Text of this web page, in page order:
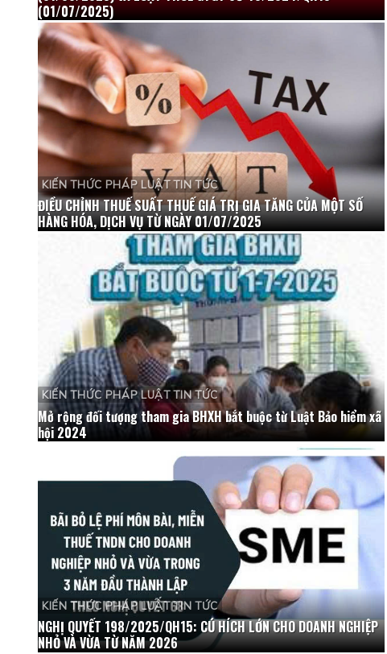
(01/07/2025)
KIẾN THỨC PHÁP LUẬT TIN TỨC
ĐIỀU CHỈNH THUẾ SUẤT THUẾ GIÁ TRỊ GIA TĂNG CỦA MỘT SỐ
HÀNG HÓA, DỊCH VỤ TỪ NGÀY 01/07/2025
KIẾN THỨC PHÁP LUẬT TIN TỨC
Mở rộng đối tượng tham gia BHXH bắt buộc từ Luật Bảo hiểm xã
hội 2024
KIẾN THỨC PHÁP LUẬT TIN TỨC
NGHỊ QUYẾT 198/2025/QH15: CÚ HÍCH LỚN CHO DOANH NGHIỆP
NHỎ VÀ VỪA TỪ NĂM 2026